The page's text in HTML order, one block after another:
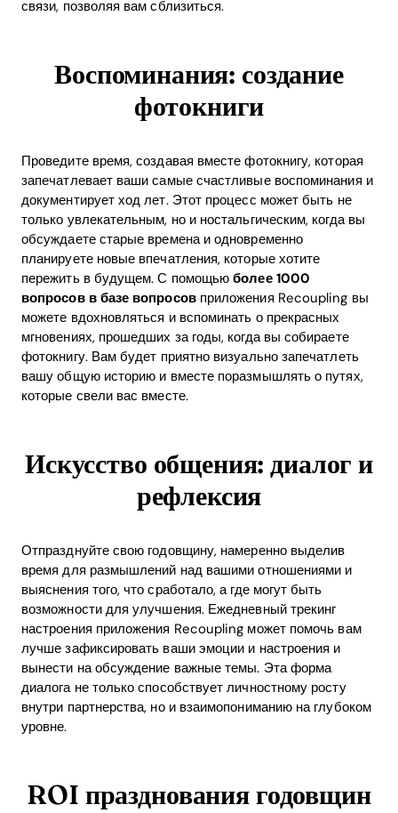
Blog
связи, позволяя вам сблизиться.
Воспоминания: создание
фотокниги
Проведите время, создавая вместе фотокнигу, которая
запечатлевает ваши самые счастливые воспоминания и
документирует ход лет. Этот процесс может быть не
только увлекательным, но и ностальгическим, когда вы
обсуждаете старые времена и одновременно
планируете новые впечатления, которые хотите
пережить в будущем. С помощьюболее 1000
вопросов в базе вопросовприложения Recoupling вы
можете вдохновляться и вспоминать о прекрасных
мгновениях, прошедших за годы, когда вы собираете
фотокнигу. Вам будет приятно визуально запечатлеть
вашу общую историю и вместе поразмышлять о путях,
которые свели вас вместе.
Искусство общения: диалог и
рефлексия
Отпразднуйте свою годовщину, намеренно выделив
время для размышлений над вашими отношениями и
выяснения того, что сработало, а где могут быть
возможности для улучшения. Ежедневный трекинг
настроения приложения Recoupling может помочь вам
лучше зафиксировать ваши эмоции и настроения и
вынести на обсуждение важные темы. Эта форма
диалога не только способствует личностному росту
внутри партнерства, но и взаимопониманию на глубоком
уровне.
ROI празднования годовщин